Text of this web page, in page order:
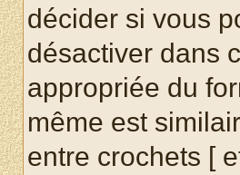
décider si vous
désactiver dans
appropriée du
même est
entre crochets [